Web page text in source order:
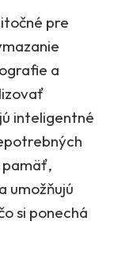
pre
a
inteligentné
pamäť,
umožňujú
si ponechá